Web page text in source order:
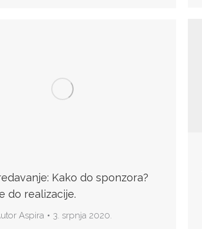
Kako do sponzora?
do realizacije.
Aspira 3. srpnja 2020.